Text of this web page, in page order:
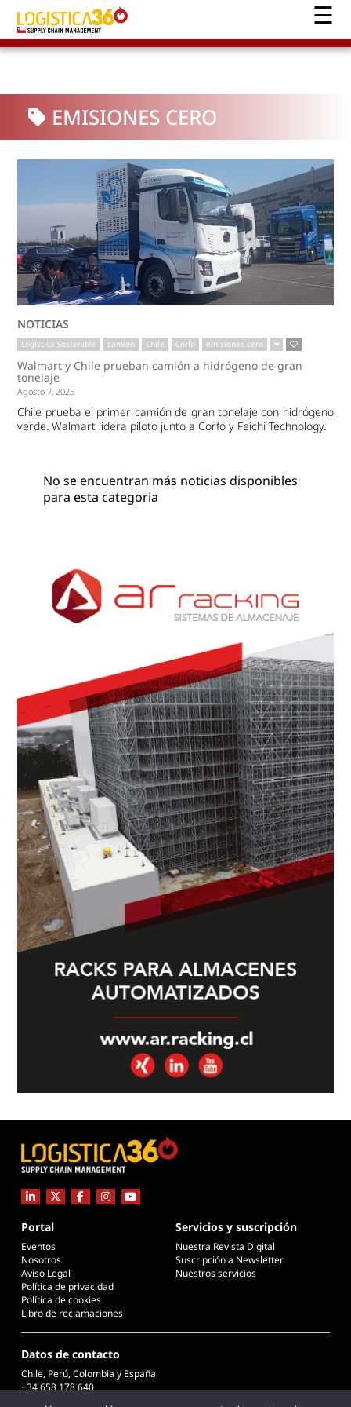
EMISIONES CERO
NOTICIAS
Logística Sostenible camión Chile Corfo emisiones cero
Walmart y Chile prueban camión a hidrógeno de gran
tonelaje
Agosto 7, 2025
Chile prueba el primer camión de gran tonelaje con hidrógeno
verde. Walmart lidera piloto junto a Corfo y Feichi Technology.
No se encuentran más noticias disponibles
para esta categoria
Portal
Eventos
Nosotros
Aviso Legal
Política de privacidad
Política de cookies
Libro de reclamaciones
Servicios y suscripción
Nuestra Revista Digital
Suscripción a Newsletter
Nuestros servicios
Datos de contacto
Chile, Perú, Colombia y España
+34 658 178 640